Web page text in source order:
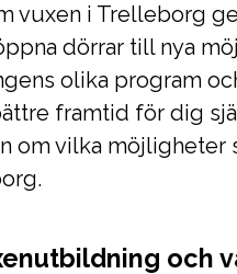
vuxen i Trelleborg
dörrar till nya
olika program
framtid för dig
om vilka möjligheter
och